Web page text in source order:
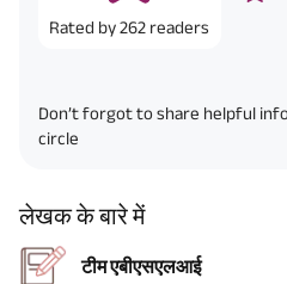
Rated by262 readers
Don’t forgot to share helpful
circle
लेखक के बारे में
टीम एबीएसएलआई